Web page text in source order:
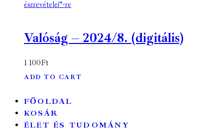
észrevételei”-re
Valóság – 2024/8. (digitális)
1 100Ft
ADD TO CART
FŐOLDAL
KOSÁR
ÉLET ÉS TUDOMÁNY